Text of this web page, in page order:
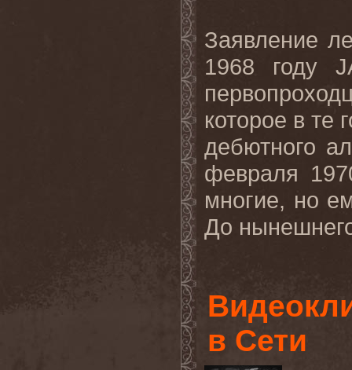
Заявление
1968 году
которое в те
дебютного
февраля
многие, но
До
в Сети